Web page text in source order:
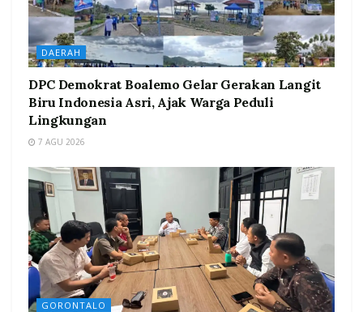
DAERAH
DPC Demokrat Boalemo Gelar Gerakan Langit
Biru Indonesia Asri, Ajak Warga Peduli
Lingkungan
7 AGU 2026
GORONTALO